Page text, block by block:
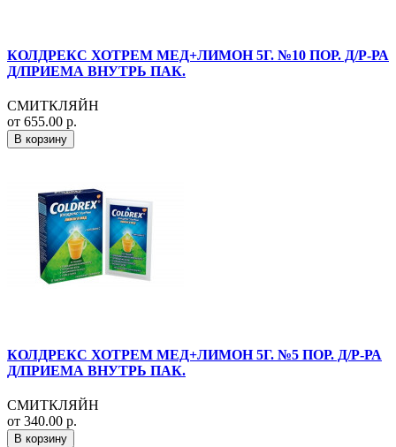
КОЛДРЕКС ХОТРЕМ МЕД+ЛИМОН 5Г. №10 ПОР. Д/Р-РА
Д/ПРИЕМА ВНУТРЬ ПАК.
СМИТКЛЯЙН
от 655.00 р.
В корзину
КОЛДРЕКС ХОТРЕМ МЕД+ЛИМОН 5Г. №5 ПОР. Д/Р-РА
Д/ПРИЕМА ВНУТРЬ ПАК.
СМИТКЛЯЙН
от 340.00 р.
В корзину